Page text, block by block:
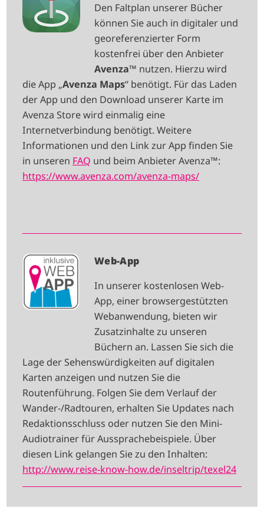
G
Den Faltplan unserer Bücher
können Sie auch in digitaler und
georeferenzierter Form
kostenfrei über den Anbieter
Avenza™ nutzen. Hierzu wird
die App „Avenza Maps“ benötigt. Für das Laden
der App und den Download unserer Karte im
Avenza Store wird einmalig eine
Internetverbindung benötigt. Weitere
Informationen und den Link zur App finden Sie
in unseren FAQ und beim Anbieter Avenza™:
https://www.avenza.com/avenza-maps/
I
M
G
Web-App
In unserer kostenlosen Web-
App, einer browsergestützten
Webanwendung, bieten wir
Zusatzinhalte zu unseren
Büchern an. Lassen Sie sich die
Lage der Sehenswürdigkeiten auf digitalen
Karten anzeigen und nutzen Sie die
Routenführung. Folgen Sie dem Verlauf der
Wander-/Radtouren, erhalten Sie Updates nach
Redaktionsschluss oder nutzen Sie den Mini-
Audiotrainer für Aussprachebeispiele. Über
diesen Link gelangen Sie zu den Inhalten:
http://www.reise-know-how.de/inseltrip/texel24